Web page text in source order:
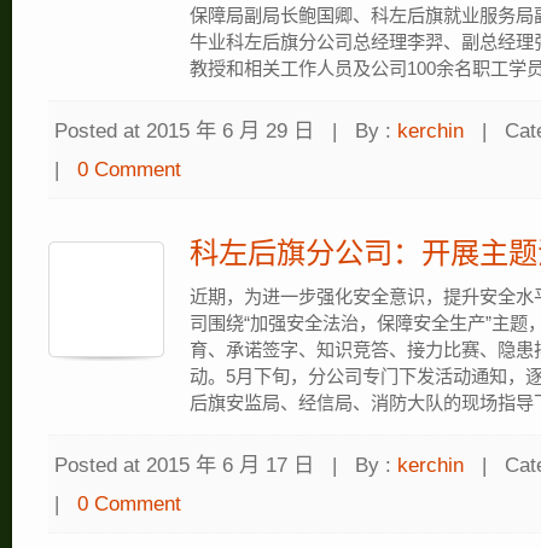
保障局副局长鲍国卿、科左后旗就业服务
牛业科左后旗分公司总经理李羿、副总经
教授和相关工作人员及公司100余名职工学
Posted at 2015 年 6 月 29 日 | By : kerchin |
|
0 Comment
科左后旗分公司：开展主
近期，为进一步强化安全意识，提升安全
司围绕“加强安全法治，保障安全生产”主题
育、承诺签字、知识竞答、接力比赛、隐患
动。5月下旬，分公司专门下发活动通知，
后旗安监局、经信局、消防大队的现场指导
Posted at 2015 年 6 月 17 日 | By : kerchin |
|
0 Comment